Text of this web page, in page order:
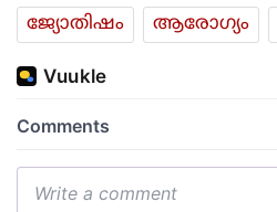
ജ്യോതിഷം
ആരോഗ്യം